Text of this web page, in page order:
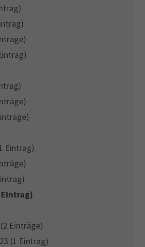
sit amet, consectetuer
ligula eget dolor. Aenean massa.
penatibus et magnis dis
nascetur ridiculus mus. Donec
Eintrag)
Einträge)
(1 Eintrag)